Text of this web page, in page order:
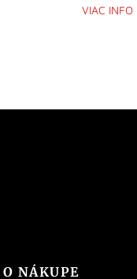
VIAC INFO
O NÁKUPE